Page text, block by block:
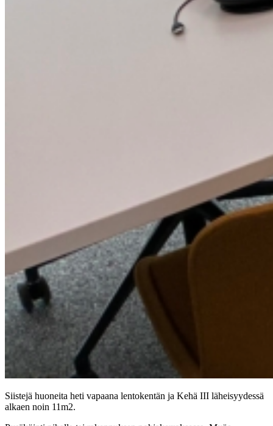
Siistejä huoneita heti vapaana lentokentän ja Kehä III läheisyydessä
alkaen noin 11m2.